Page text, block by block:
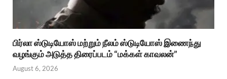
பிர்லா ஸ்டுடியோஸ் மற்றும் நீலம் ஸ்டுடியோஸ் இணைந்து
வழங்கும் அடுத்த திரைப்படம் “மக்கள் காவலன்”
August 6, 2026